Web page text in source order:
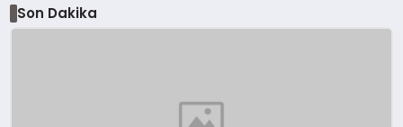
Son Dakika